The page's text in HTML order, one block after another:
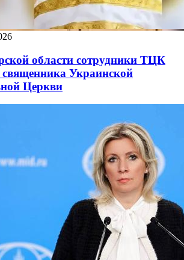
области сотрудники ТЦК
священника Украинской
Церкви